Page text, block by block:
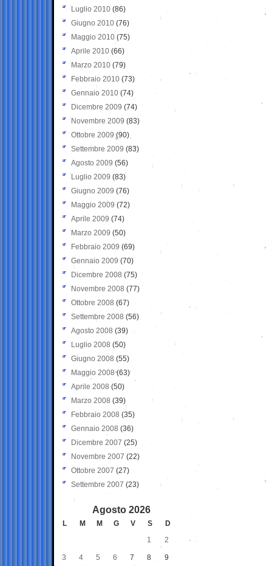
Luglio 2010 (86)
Giugno 2010 (76)
Maggio 2010 (75)
Aprile 2010 (66)
Marzo 2010 (79)
Febbraio 2010 (73)
Gennaio 2010 (74)
Dicembre 2009 (74)
Novembre 2009 (83)
Ottobre 2009 (90)
Settembre 2009 (83)
Agosto 2009 (56)
Luglio 2009 (83)
Giugno 2009 (76)
Maggio 2009 (72)
Aprile 2009 (74)
Marzo 2009 (50)
Febbraio 2009 (69)
Gennaio 2009 (70)
Dicembre 2008 (75)
Novembre 2008 (77)
Ottobre 2008 (67)
Settembre 2008 (56)
Agosto 2008 (39)
Luglio 2008 (50)
Giugno 2008 (55)
Maggio 2008(63)
Aprile 2008 (50)
Marzo 2008 (39)
Febbraio 2008 (35)
Gennaio 2008 (36)
Dicembre 2007 (25)
Novembre 2007 (22)
Ottobre 2007 (27)
Settembre 2007 (23)
Agosto 2026
L M M G V S
D
1
2
3 4 5 6 7 8 9